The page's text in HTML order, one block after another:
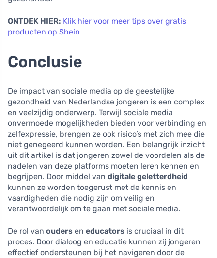
ONTDEK HIER: Klik hier voor meer tips over gratis
producten op Shein
Conclusie
De impact van sociale media op de geestelijke
gezondheid van Nederlandse jongeren is een complex
en veelzijdig onderwerp. Terwijl sociale media
onvermoede mogelijkheden bieden voor verbinding en
zelfexpressie, brengen ze ook risico’s met zich mee die
niet genegeerd kunnen worden. Een belangrijk inzicht
uit dit artikel is dat jongeren zowel de voordelen als de
nadelen van deze platforms moeten leren kennen en
begrijpen. Door middel van digitale geletterdheid
kunnen ze worden toegerust met de kennis en
vaardigheden die nodig zijn om veilig en
verantwoordelijk om te gaan met sociale media.
De rol van ouders en educators is cruciaal in dit
proces. Door dialoog en educatie kunnen zij jongeren
effectief ondersteunen bij het navigeren door de